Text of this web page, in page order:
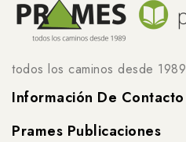
todos los caminos desde 1989
Información De Contacto
Prames Publicaciones